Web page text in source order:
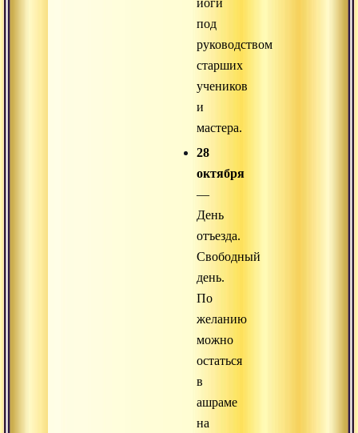
йоги
под
руководством
старших
учеников
и
мастера.
28
октября
—
День
отъезда.
Свободный
день.
По
желанию
можно
остаться
в
ашраме
на